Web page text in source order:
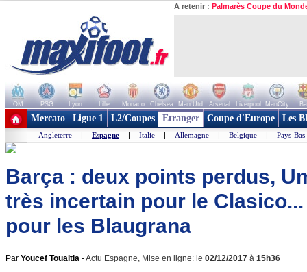
A retenir : Palmarès Coupe du
OM PSG Lyon Lille Monaco Chelsea Man Utd Arsenal Liverpool ManCity
+ de clubs
Mercato Ligue 1 L2/Coupes Etranger Coupe d'Europe Les
Angleterre | Espagne | Italie | Allemagne | Belgique | Pays-Bas
Barça : deux points perdus,
très incertain pour le
pour les Blaugrana
Par Youcef Touaitia -Actu Espagne, Mise en ligne: le 02/12/2017 à 15h36